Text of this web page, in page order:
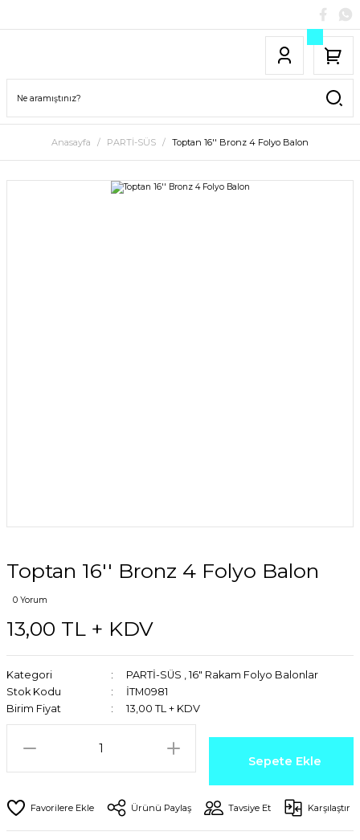
Anasayfa PARTİ-SÜS Toptan 16'' Bronz 4 Folyo Balon
Toptan 16'' Bronz 4 Folyo Balon
0 Yorum
13,00 TL + KDV
Kategori PARTİ-SÜS , 16" Rakam Folyo Balonlar
Stok Kodu
İTM0981
Birim Fiyat
13,00 TL + KDV
Sepete Ekle
Ürünü Paylaş Tavsiye Et Karşılaştır